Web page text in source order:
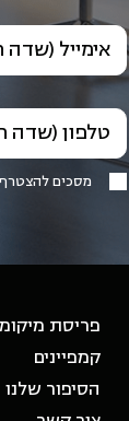
אימייל (שדה
טלפון (שדה
מסכים
פריסת
קמפיינים
הסיפור שלנו